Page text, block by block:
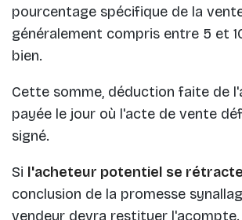
pourcentage spécifique de la
généralement compris entre 5 et
bien.
Cette somme, déduction faite de
payée le jour où l'acte de vente
signé.
Si l'acheteur potentiel se rétracte
conclusion de la promesse
vendeur devra restituer l'acompte.